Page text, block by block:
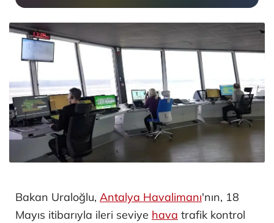
Bakan Uraloğlu, Antalya Havalimanı'nın, 18
Mayıs itibarıyla ileri seviye hava trafik kontrol